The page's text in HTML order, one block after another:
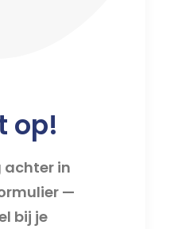
op!
achter in
—
bij je